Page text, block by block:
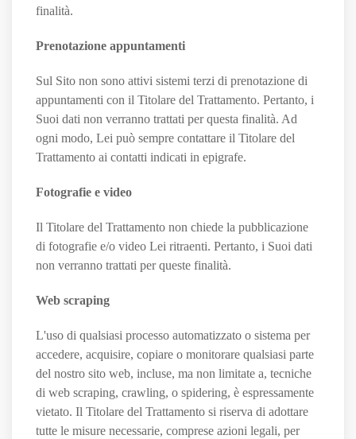
finalità.
Prenotazione appuntamenti
Sul Sito non sono attivi sistemi terzi di prenotazione di
appuntamenti con il Titolare del Trattamento. Pertanto, i
Suoi dati non verranno trattati per questa finalità. Ad
ogni modo, Lei può sempre contattare il Titolare del
Trattamento ai contatti indicati in epigrafe.
Fotografie e video
Il Titolare del Trattamento non chiede la pubblicazione
di fotografie e/o video Lei ritraenti. Pertanto, i Suoi dati
non verranno trattati per queste finalità.
Web scraping
L'uso di qualsiasi processo automatizzato o sistema per
accedere, acquisire, copiare o monitorare qualsiasi parte
del nostro sito web, incluse, ma non limitate a, tecniche
di web scraping, crawling, o spidering, è espressamente
vietato. Il Titolare del Trattamento si riserva di adottare
tutte le misure necessarie, comprese azioni legali, per